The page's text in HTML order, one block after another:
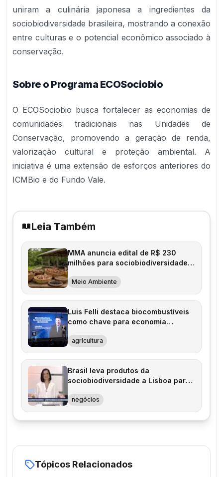
uniram a culinária japonesa a ingredientes da
sociobiodiversidade brasileira, mostrando a conexão
entre culturas e o potencial econômico associado à
conservação.
Sobre o Programa ECOSociobio
O ECOSociobio busca fortalecer as economias de
comunidades tradicionais nas Unidades de
Conservação, promovendo a geração de renda,
valorização cultural e proteção ambiental. A
iniciativa é uma extensão de esforços anteriores do
ICMBio e do Fundo Vale.
Leia Também
MMA anuncia edital de R$ 230
milhões para sociobiodiversidade
Meio Ambiente
Luis Felli destaca biocombustíveis
como chave para economia
agricultura
Brasil leva produtos da
sociobiodiversidade a Lisboa para
negócios
Tópicos Relacionados